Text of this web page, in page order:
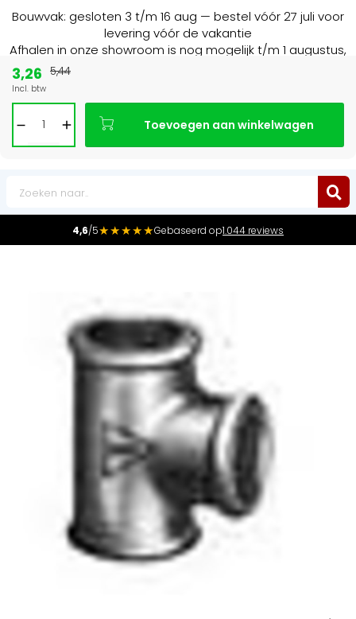
Bouwvak: gesloten 3 t/m 16 aug — bestel vóór 27 juli voor
levering vóór de vakantie
Afhalen in onze showroom is nog mogelijk t/m 1 augustus,
4,6/5★★★★★Gebaseerd op1.044 reviews
3,26
Incl. btw
5,44
Toevoegen aan winkelwagen